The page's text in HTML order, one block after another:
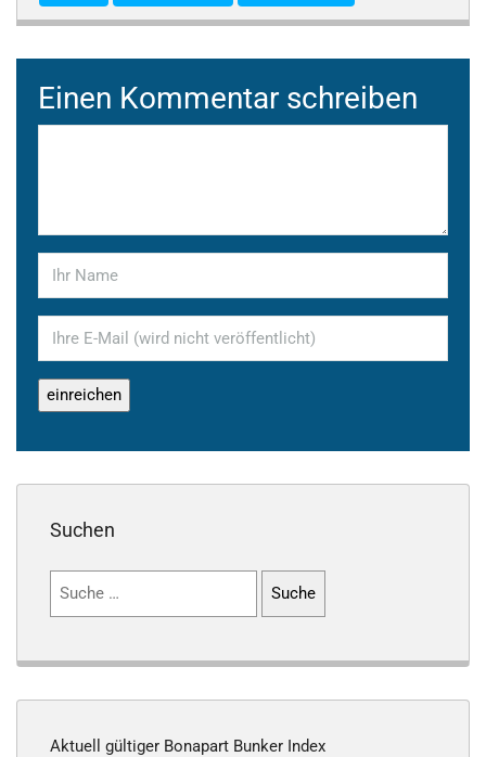
Einen Kommentar schreiben
Suchen
Suchen
Aktuell gültiger Bonapart Bunker Index